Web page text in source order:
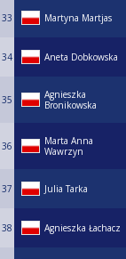
33 Martyna Martjas
34 Aneta Dobkowska
35
Agnieszka
Bronikowska
36
Marta Anna
Wawrzyn
37 Julia Tarka
38 Agnieszka Łachacz